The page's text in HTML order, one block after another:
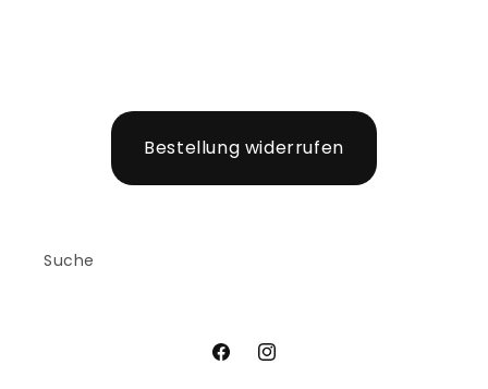
Bestellung widerrufen
Suche
FacebookInstagram